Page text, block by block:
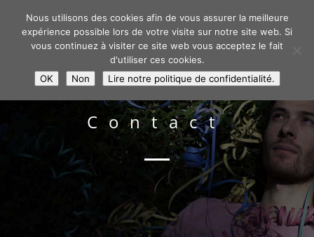
Contact
Nous utilisons des cookies afin de vous assurer la meilleure
expérience possible lors de votre visite sur notre site web. Si
vous continuez à visiter ce site web vous acceptez le fait
d'utiliser ces cookies.
OK
Non Lire notre politique de confidentialité.